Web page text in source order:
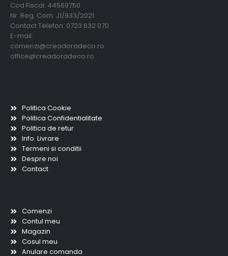
Cod Fiscal: 44569750
Nr. Reg. Com: J1/933/2021
Contact Telefon: 0723 632 070
E-mail:
comenzi@creadoradeco.ro
office@creadoradeco.ro
Politica Cookie
Politica Confidentialitate
Politica de retur
Info. Livrare
Termeni si conditii
Despre noi
Contact
Comenzi
Contul meu
Magazin
Cosul meu
Anulare comanda